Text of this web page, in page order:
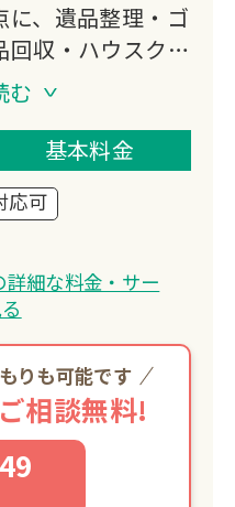
、遺品整理・ゴ
回収・ハウスクリ
応。
の引越しや急な
ます。
お客様のお気持ち
を提供していま
む
基本料金
応可
細な料金・サー
りも可能です
相談無料!